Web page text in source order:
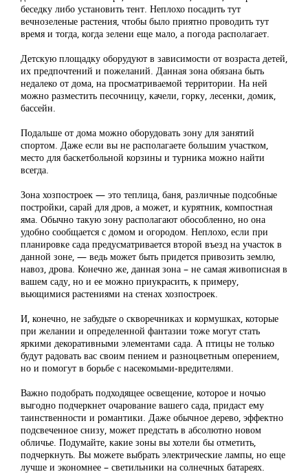
беседку либо установить тент. Неплохо посадить тут
вечнозеленые растения, чтобы было приятно проводить тут
время и тогда, когда зелени еще мало, а погода располагает.
Детскую площадку оборудуют в зависимости от возраста детей,
их предпочтений и пожеланий. Данная зона обязана быть
недалеко от дома, на просматриваемой территории. На ней
можно разместить песочницу, качели, горку, лесенки, домик,
бассейн.
Подальше от дома можно оборудовать зону для занятий
спортом. Даже если вы не располагаете большим участком,
место для баскетбольной корзины и турника можно найти
всегда.
Зона хозпостроек — это теплица, баня, различные подсобные
постройки, сарай для дров, а может, и курятник, компостная
яма. Обычно такую зону располагают обособленно, но она
удобно сообщается с домом и огородом. Неплохо, если при
планировке сада предусматривается второй въезд на участок в
данной зоне, — ведь может быть придется привозить землю,
навоз, дрова. Конечно же, данная зона – не самая живописная в
вашем саду, но и ее можно приукрасить, к примеру,
вьющимися растениями на стенах хозпостроек.
И, конечно, не забудьте о скворечниках и кормушках, которые
при желании и определенной фантазии тоже могут стать
яркими декоративными элементами сада. А птицы не только
будут радовать вас своим пением и разноцветным оперением,
но и помогут в борьбе с насекомыми-вредителями.
Важно подобрать подходящее освещение, которое и ночью
выгодно подчеркнет очарование вашего сада, придаст ему
таинственности и романтики. Даже обычное дерево, эффектно
подсвеченное снизу, может предстать в абсолютно новом
обличье. Подумайте, какие зоны вы хотели бы отметить,
подчеркнуть. Вы можете выбрать электрические лампы, но еще
лучше и экономнее – светильники на солнечных батареях.